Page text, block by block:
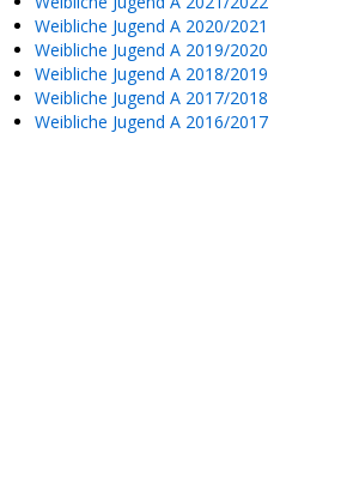
Weibliche Jugend A 2020/2021
Weibliche Jugend A 2019/2020
Weibliche Jugend A 2018/2019
Weibliche Jugend A 2017/2018
Weibliche Jugend A 2016/2017